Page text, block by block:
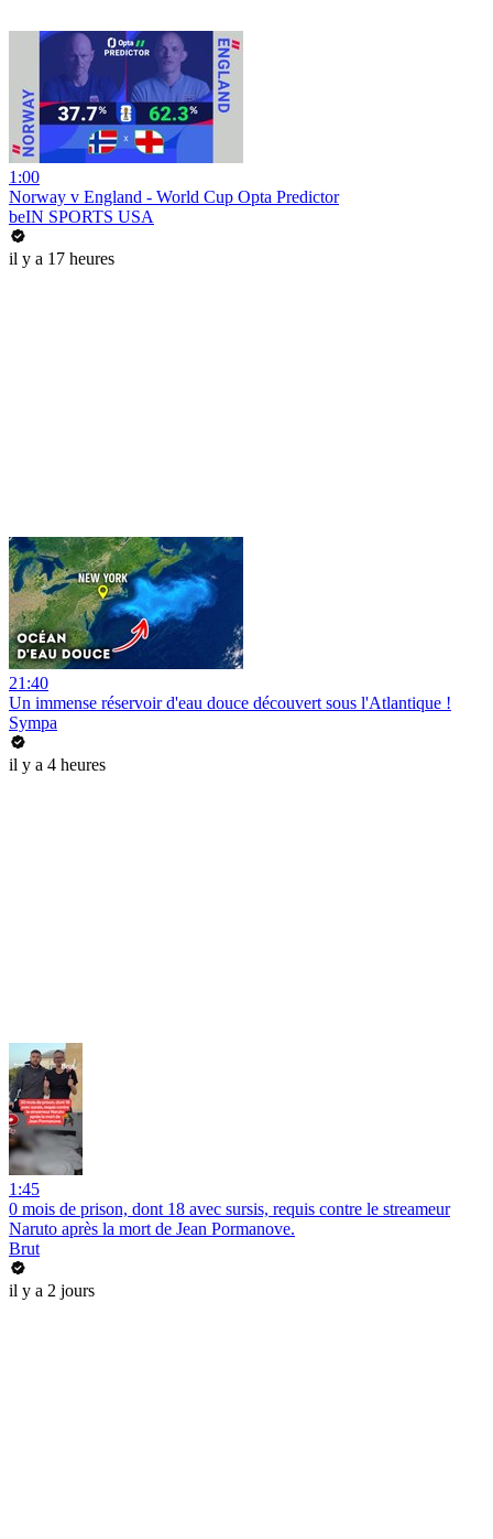
1:00
Norway v England - World Cup Opta Predictor
beIN SPORTS USA
il y a 17 heures
21:40
Un immense réservoir d'eau douce découvert sous l'Atlantique !
Sympa
il y a 4 heures
1:45
0 mois de prison, dont 18 avec sursis, requis contre le streameur
Naruto après la mort de Jean Pormanove.
Brut
il y a 2 jours